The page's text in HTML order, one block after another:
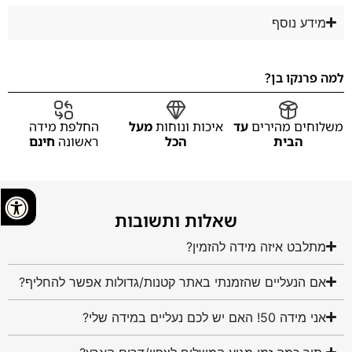
מידע נוסף
למה פרנקו בן?
משלוחים מהיריםעד
הבית
איכות ונוחותמעל
הכל
החלפת מידה
ראשונה חינם
שאלות ותשובות
מתלבט איזה מידה להזמין?
אם הנעליים שהזמנתי באתר קטנות/גדולות אפשר להחליף?
אני מידה 50! האם יש לכם נעליים במידה שלי?